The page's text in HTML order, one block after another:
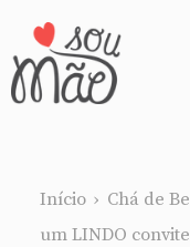
Pular
para
Início › Chá de
um LINDO